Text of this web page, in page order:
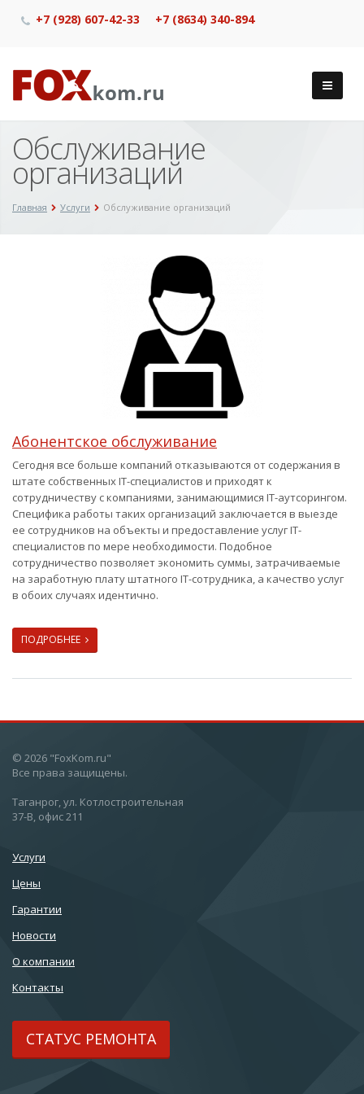
+7 (928) 607-42-33 +7 (8634) 340-894
Обслуживание
организаций
Главная Услуги Обслуживание организаций
Абонентское обслуживание
Сегодня все больше компаний отказываются от содержания в
штате собственных IT-специалистов и приходят к
сотрудничеству с компаниями, занимающимися IT-аутсорингом.
Специфика работы таких организаций заключается в выезде
ее сотрудников на объекты и предоставление услуг IT-
специалистов по мере необходимости. Подобное
сотрудничество позволяет экономить суммы, затрачиваемые
на заработную плату штатного IT-сотрудника, а качество услуг
в обоих случаях идентично.
ПОДРОБНЕЕ
© 2026 "FoxKom.ru"
Все права защищены.
Таганрог, ул. Котлостроительная
37-В, офис 211
Услуги
Цены
Гарантии
Новости
О компании
Контакты
СТАТУС РЕМОНТА